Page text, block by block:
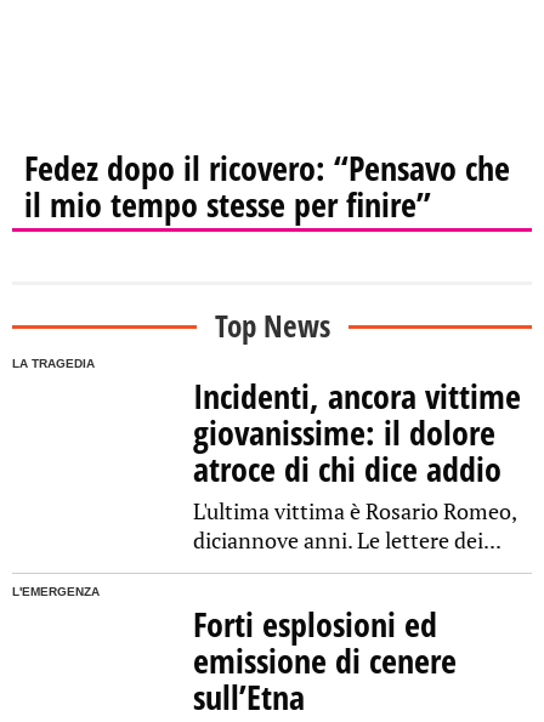
Fedez dopo il ricovero: “Pensavo che
il mio tempo stesse per finire”
Top News
LA TRAGEDIA
Incidenti, ancora vittime
giovanissime: il dolore
atroce di chi dice addio
L'ultima vittima è Rosario Romeo,
diciannove anni. Le lettere dei...
L'EMERGENZA
Forti esplosioni ed
emissione di cenere
sull’Etna